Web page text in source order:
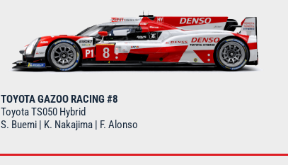
TOYOTA GAZOO RACING #8
Toyota TS050 Hybrid
S. Buemi | K. Nakajima | F. Alonso